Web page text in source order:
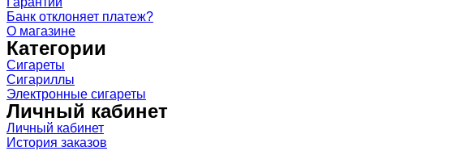
Банк отклоняет платеж?
О магазине
Категории
Сигареты
Сигариллы
Электронные сигареты
Личный кабинет
Личный кабинет
История заказов